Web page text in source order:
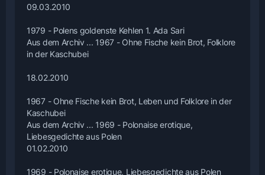
09.03.2010
1979 - Polens goldenste Kehlen 1. Ada Sari
Aus dem Archiv ... 1967 - Ohne Fische kein Brot, Folklore
in der Kaschubei
18.02.2010
1967 - Ohne Fische kein Brot, Leben und Folklore in der
Kaschubei
Aus dem Archiv ... 1969 - Polonaise erotique,
Liebesgedichte aus Polen
01.02.2010
1969 - Polonaise erotique, Liebesgedichte aus Polen